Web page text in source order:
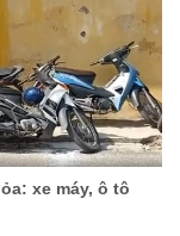
xe máy, ô tô